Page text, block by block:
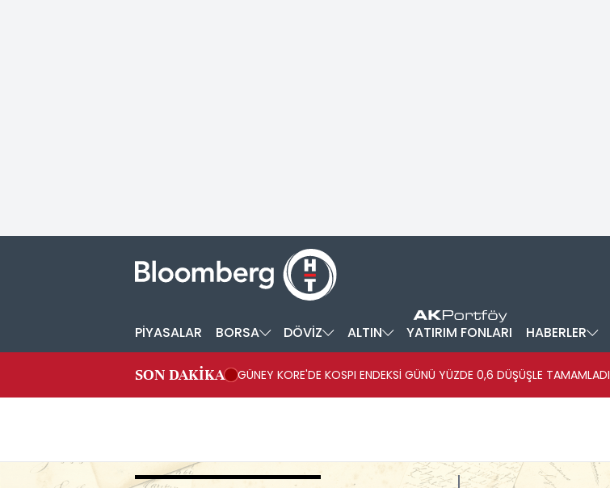
PİYASALAR BORSA DÖVİZ ALTIN YATIRIM FONLARI HABERLER
SON DAKİKA GÜNEY KORE'DE KOSPI ENDEKSİ GÜNÜ YÜZDE 0,6 DÜŞÜŞLE TAMAMLADI